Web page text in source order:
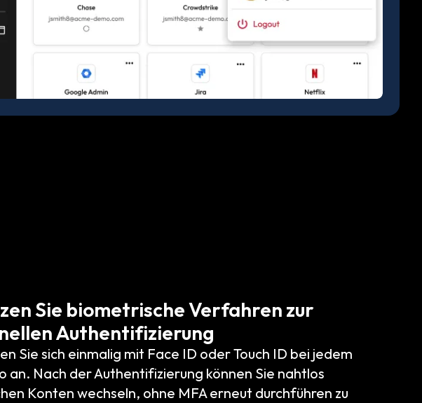
Sie biometrische Verfahren zur
Authentifizierung
Sie sich einmalig mit Face ID oder Touch ID bei jedem
an. Nach der Authentifizierung können Sie nahtlos
Konten wechseln, ohne MFA erneut durchführen zu